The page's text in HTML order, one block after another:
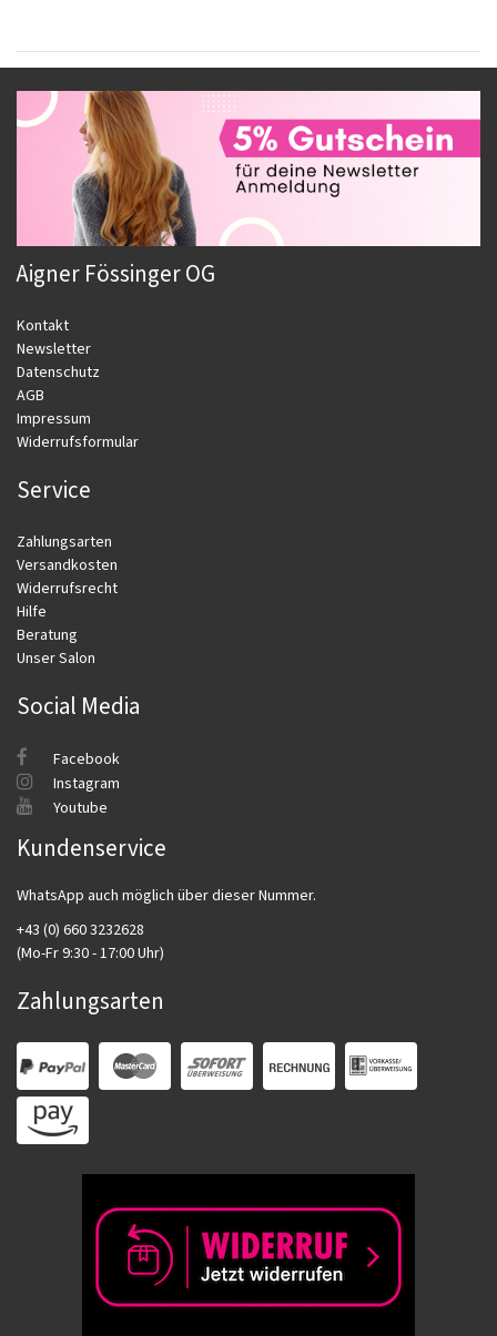
Aigner Fössinger OG
Kontakt
Newsletter
Datenschutz
AGB
Impressum
Widerrufsformular
Service
Zahlungsarten
Versandkosten
Widerrufsrecht
Hilfe
Beratung
Unser Salon
Social Media
Facebook
Instagram
Youtube
Kundenservice
WhatsApp auch möglich über dieser Nummer.
+43 (0) 660 3232628
(Mo-Fr 9:30 - 17:00 Uhr)
Zahlungsarten